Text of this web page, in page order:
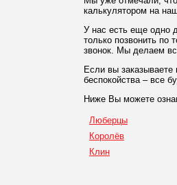
калькулятором на
У нас есть еще одно
только позвонить по
звонок. Мы делаем
Если вы заказываете
беспокойства – все
Ниже Вы можете
Люберцы
Королёв
Клин